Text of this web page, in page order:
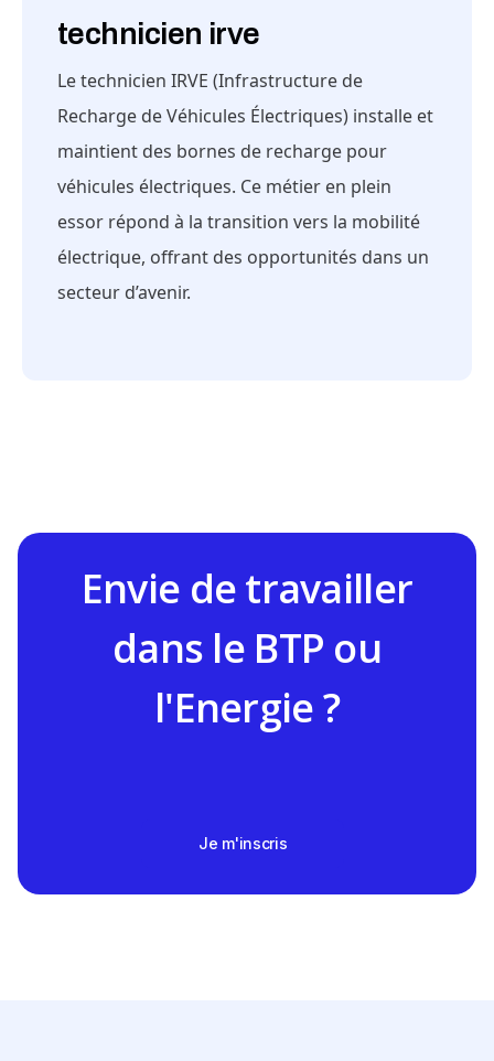
technicien irve
Le technicien IRVE (Infrastructure de
Recharge de Véhicules Électriques) installe et
maintient des bornes de recharge pour
véhicules électriques. Ce métier en plein
essor répond à la transition vers la mobilité
électrique, offrant des opportunités dans un
secteur d’avenir.
Envie de travailler
dans le BTP ou
l'Energie ?
Je m'inscris